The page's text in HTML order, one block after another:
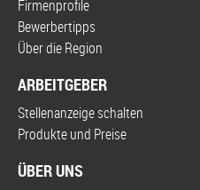
Firmenprofile
Bewerbertipps
Über die Region
ARBEITGEBER
Stellenanzeige schalten
Produkte und Preise
ÜBER UNS